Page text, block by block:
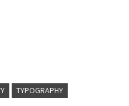
TYPOGRAPHY